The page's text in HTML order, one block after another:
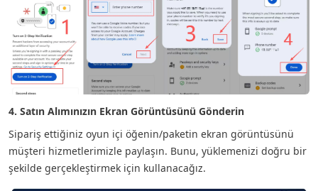
4. Satın Alımınızın Ekran Görüntüsünü Gönderin
Sipariş ettiğiniz oyun içi öğenin/paketin ekran görüntüsünü
müşteri hizmetlerimizle paylaşın. Bunu, yüklemenizi doğru bir
şekilde gerçekleştirmek için kullanacağız.